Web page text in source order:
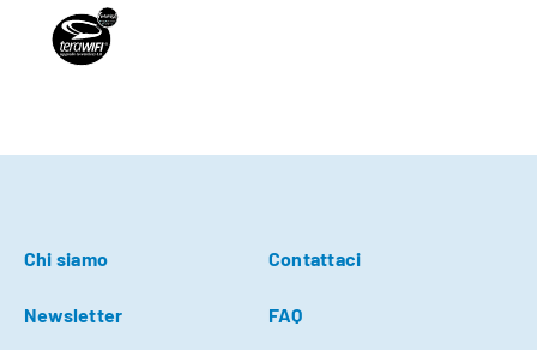
Chi siamo Contattaci
Newsletter FAQ